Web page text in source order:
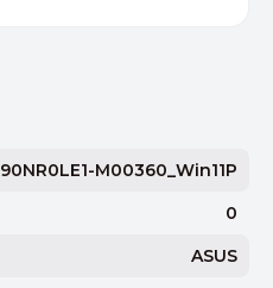
90NR0LE1-M00360_Win11P
0
ASUS